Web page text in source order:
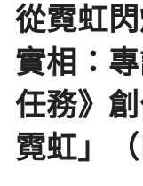
從霓虹
實相：
任務》
霓虹」